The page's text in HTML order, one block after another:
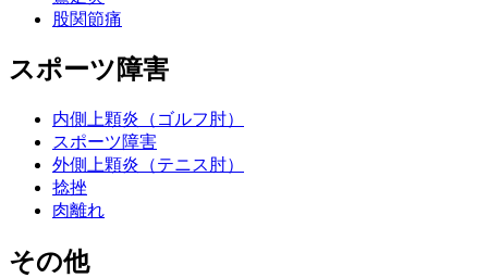
股関節痛
スポーツ障害
内側上顆炎（ゴルフ肘）
スポーツ障害
外側上顆炎（テニス肘）
捻挫
肉離れ
その他